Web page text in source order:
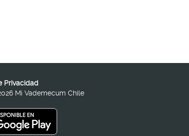
Privacidad
Mi Vademecum Chile